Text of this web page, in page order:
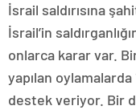
İsrail saldırısına
İsrail’in
onlarca karar var.
yapılan oylamalarda
destek veriyor. Bir